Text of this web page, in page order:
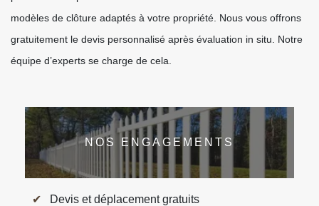
modèles de clôture adaptés à votre propriété. Nous vous offrons
gratuitement le devis personnalisé après évaluation in situ. Notre
équipe d’experts se charge de cela.
NOS ENGAGEMENTS
Devis et déplacement gratuits